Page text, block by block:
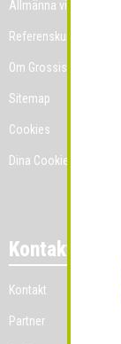
Allmänna villkor
Referenskunder
Om Grossist.se
Sitemap
Cookies
Dina Cookie-prefenser
Kontakt
Kontakt
Partner